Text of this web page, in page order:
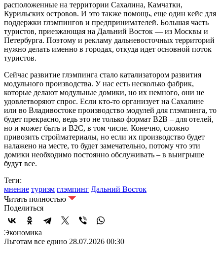
расположенные на территории Сахалина, Камчатки,
Курильских островов. И это также помощь, еще один кейс для
поддержки глэмпингов и предпринимателей. Большая часть
туристов, приезжающая на Дальний Восток — из Москвы и
Петербурга. Поэтому и рекламу дальневосточных территорий
нужно делать именно в городах, откуда идет основной поток
туристов.
Сейчас развитие глэмпинга стало катализатором развития
модульного производства. У нас есть несколько фабрик,
которые делают модульные домики, но их немного, они не
удовлетворяют спрос. Если кто-то организует на Сахалине
или во Владивостоке производство модулей для глэмпинга, то
будет прекрасно, ведь это не только формат B2B – для отелей,
но и может быть и B2C, в том числе. Конечно, сложно
привозить стройматериалы, но если их производство будет
налажено на месте, то будет замечательно, потому что эти
домики необходимо постоянно обслуживать – в выигрыше
будут все.
Теги:
мнение туризм глэмпинг Дальний Восток
Читать полностью
Поделиться
Экономика
Льготам все едино 28.07.2026 00:30